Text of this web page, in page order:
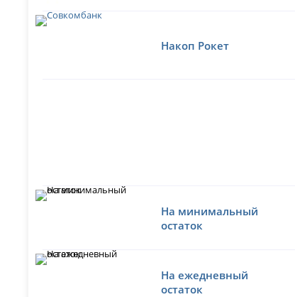
Накоп Рокет
На минимальный
остаток
На ежедневный
остаток